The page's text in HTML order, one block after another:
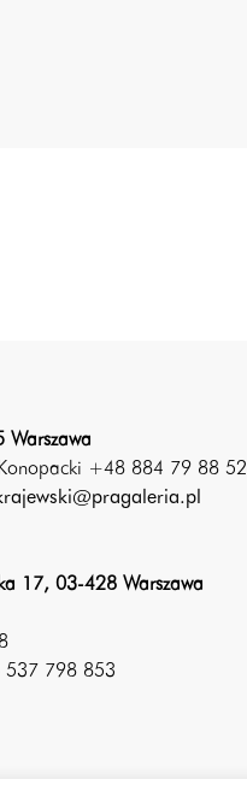
Warszawa
Konopacki +48 884 79 88 52
17, 03-428 Warszawa
537 798 853